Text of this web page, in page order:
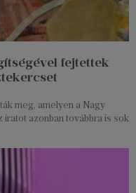
fejtettek
meg, amelyen a Nagy
azonban továbbra is sok